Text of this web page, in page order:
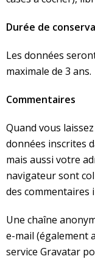
Durée de
Les données
maximale de 3 ans.
Commentaires
Quand vous
données inscrites
mais aussi votre
navigateur sont
des commentaires
Une chaîne
e-mail (également
service Gravatar